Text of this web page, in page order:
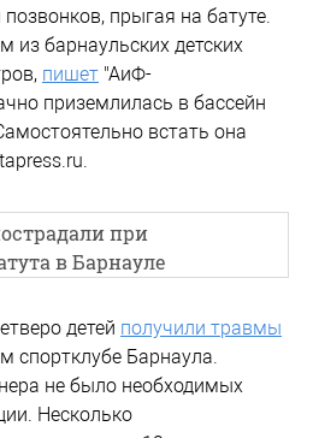
прыгая на батуте.
из барнаульских детских
пишет "АиФ-
приземлилась в бассейн
встать она
при
в Барнауле
детей получили травмы
спортклубе Барнаула.
не было необходимых
Несколько